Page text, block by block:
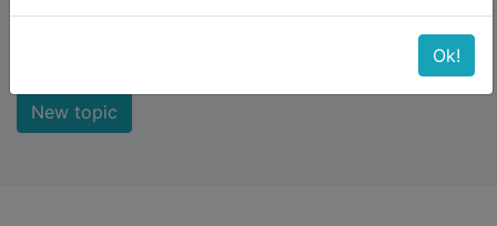
New comments
New topic
Ok!